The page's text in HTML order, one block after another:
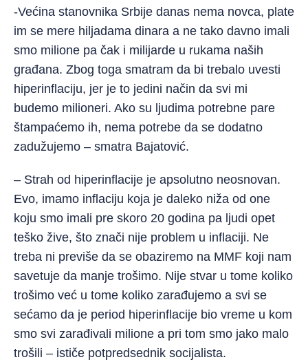
-Većina stanovnika Srbije danas nema novca, plate
im se mere hiljadama dinara a ne tako davno imali
smo milione pa čak i milijarde u rukama naših
građana. Zbog toga smatram da bi trebalo uvesti
hiperinflaciju, jer je to jedini način da svi mi
budemo milioneri. Ako su ljudima potrebne pare
štampaćemo ih, nema potrebe da se dodatno
zadužujemo – smatra Bajatović.
– Strah od hiperinflacije je apsolutno neosnovan.
Evo, imamo inflaciju koja je daleko niža od one
koju smo imali pre skoro 20 godina pa ljudi opet
teško žive, što znači nije problem u inflaciji. Ne
treba ni previše da se obaziremo na MMF koji nam
savetuje da manje trošimo. Nije stvar u tome koliko
trošimo već u tome koliko zarađujemo a svi se
sećamo da je period hiperinflacije bio vreme u kom
smo svi zarađivali milione a pri tom smo jako malo
trošili – ističe potpredsednik socijalista.